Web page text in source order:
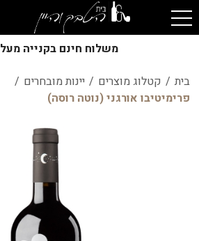
משלוח חינם בקנייה מעל ₪399
בית / קטלוג מוצרים / יינות מובחרים /
פרימיטיבו אורגני (נוטה רוסה)